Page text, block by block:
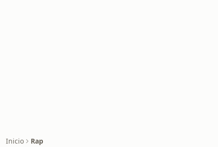
Inicio Rap